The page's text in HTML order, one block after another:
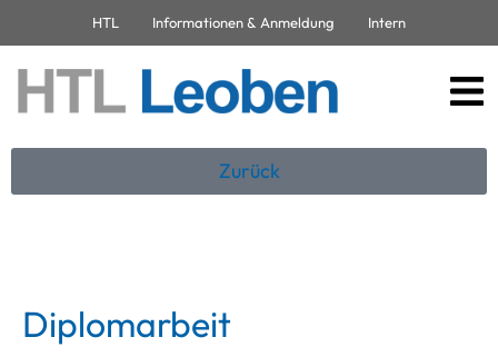
HTL Informationen & Anmeldung Intern
Zurück
Diplomarbeit